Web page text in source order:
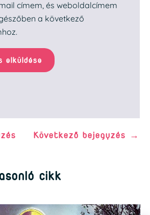
címem, és weboldalcímem
a következő
elküldése
Következő bejegyzés →
cikk